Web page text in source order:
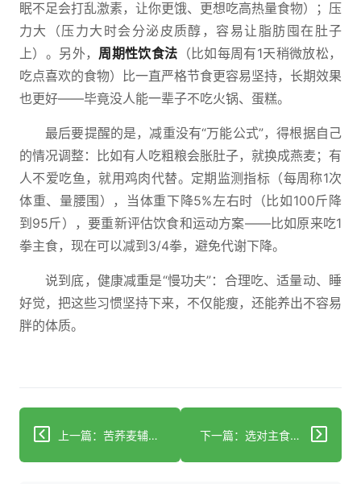
眠不足会打乱激素，让你更饿、更想吃高热量食物）；压
力大（压力大时会分泌皮质醇，容易让脂肪囤在肚子
上）。另外， 周期性饮食法 （比如每周有1天稍微放松，
吃点喜欢的食物）比一直严格节食更容易坚持，长期效果
也更好——毕竟没人能一辈子不吃火锅、蛋糕。
最后要提醒的是，减重没有“万能公式”，得根据自己
的情况调整：比如有人吃粗粮会胀肚子，就换成燕麦；有
人不爱吃鱼，就用鸡肉代替。定期监测指标（每周称1次
体重、量腰围），当体重下降5%左右时（比如100斤降
到95斤），要重新评估饮食和运动方案——比如原来吃1
拳主食，现在可以减到3/4拳，避免代谢下降。
说到底，健康减重是“慢功夫”：合理吃、适量动、睡
好觉，把这些习惯坚持下来，不仅能瘦，还能养出不容易
胖的体质。
上一篇：苦荞麦辅助调血脂？这些关键细节要分清 下一篇：选对主食不踩坑：全谷物+薯类的科学搭配